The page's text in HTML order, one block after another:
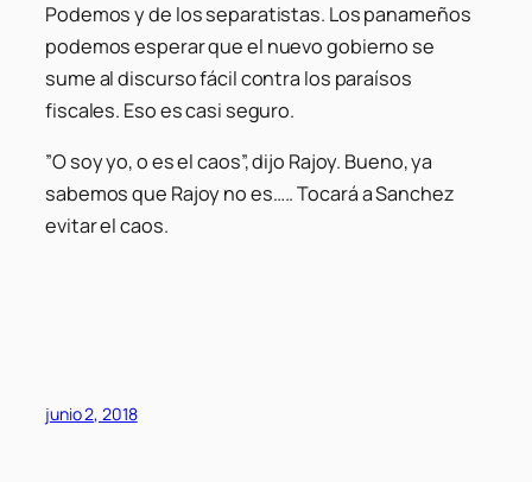
Podemos y de los separatistas. Los panameños
podemos esperar que el nuevo gobierno se
sume al discurso fácil contra los paraísos
fiscales. Eso es casi seguro.
”O soy yo, o es el caos”, dijo Rajoy. Bueno, ya
sabemos que Rajoy no es….. Tocará a Sanchez
evitar el caos.
junio 2, 2018